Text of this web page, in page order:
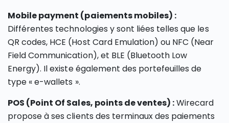
Mobile payment (paiements mobiles) :
Différentes technologies y sont liées telles que les
QR codes, HCE (Host Card Emulation) ou NFC (Near
Field Communication), et BLE (Bluetooth Low
Energy). Il existe également des portefeuilles de
type « e-wallets ».
POS (Point Of Sales, points de ventes) :Wirecard
propose à ses clients des terminaux des paiements